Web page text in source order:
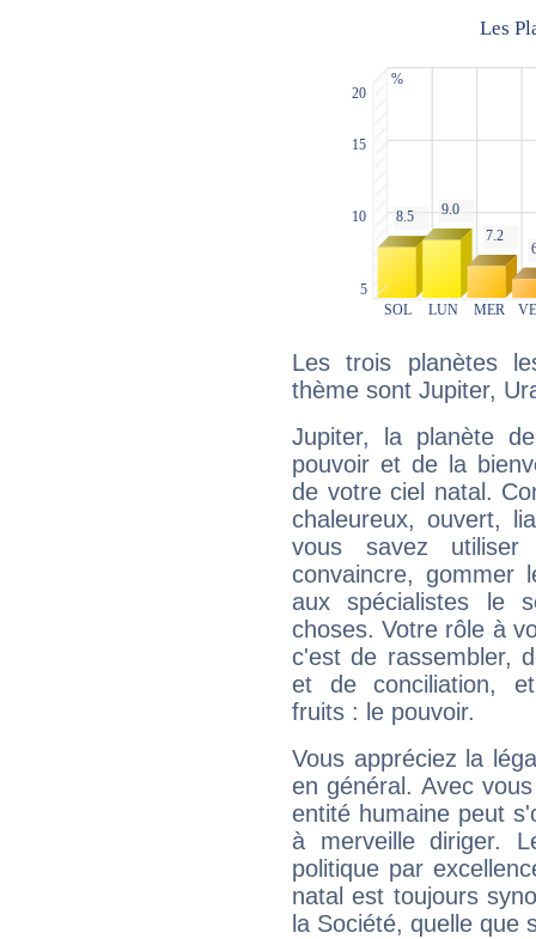
Les trois planètes
thème sont Jupiter,
Jupiter, la planète
pouvoir et de la
de votre ciel natal.
chaleureux, ouvert,
vous savez
convaincre, gommer
aux spécialistes le
choses. Votre rôle à
c'est de rassembler,
et de conciliation,
fruits : le pouvoir.
Vous appréciez la
en général. Avec
entité humaine peut
à merveille diriger.
politique par
natal est toujours
la Société, quelle que